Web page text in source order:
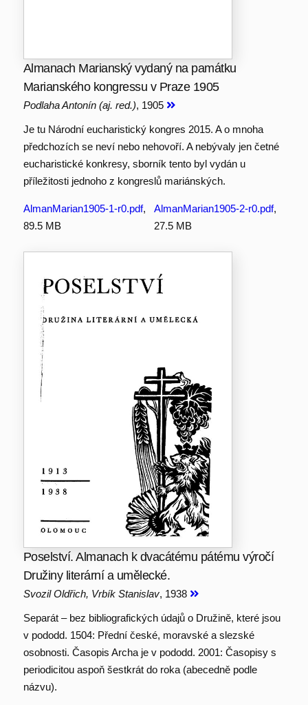
Almanach Marianský vydaný na památku
Marianského kongressu v Praze 1905
Podlaha Antonín (aj. red.), 1905
Je tu Národní eucharistický kongres 2015. A o mnoha
předchozích se neví nebo nehovoří. A nebývaly jen četné
eucharistické konkresy, sborník tento byl vydán u
příležitosti jednoho z kongreslů mariánských.
AlmanMarian1905-1-r0.pdf,
89.5 MB
AlmanMarian1905-2-r0.pdf,
27.5 MB
Poselství. Almanach k dvacátému pátému výročí
Družiny literární a umělecké.
Svozil Oldřich, Vrbík Stanislav, 1938
Separát – bez bibliografických údajů o Družině, které jsou
v pododd. 1504: Přední české, moravské a slezské
osobnosti. Časopis Archa je v pododd. 2001: Časopisy s
periodicitou aspoň šestkrát do roka (abecedně podle
názvu).